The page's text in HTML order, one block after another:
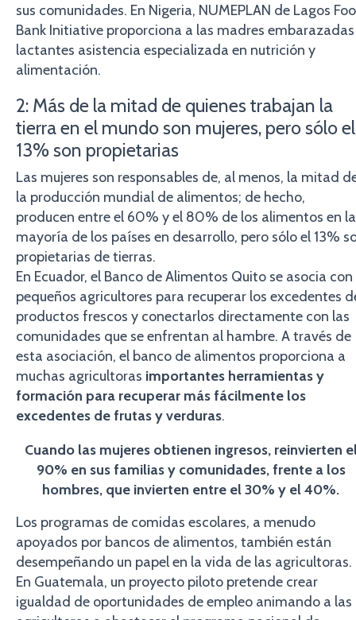
sus comunidades. En Nigeria, NUMEPLAN de Lagos
Bank Initiative proporciona a las madres
lactantes asistencia especializada en nutrición y
alimentación.
2: Más de la mitad de quienes trabajan la
tierra en el mundo son mujeres, pero sólo el
13% son propietarias
Las mujeres son responsables de, al menos, la mitad
la producción mundial de alimentos; de hecho,
producen entre el 60% y el 80% de los alimentos en la
mayoría de los países en desarrollo, pero sólo el 13%
propietarias de tierras.
En Ecuador, el Banco de Alimentos Quito se asocia con
pequeños agricultores para recuperar los excedentes
productos frescos y conectarlos directamente con las
comunidades que se enfrentan al hambre. A través de
esta asociación, el banco de alimentos proporciona a
muchas agricultoras importantes herramientas y
formación para recuperar más fácilmente los
excedentes de frutas y verduras.
Cuando las mujeres obtienen ingresos, reinvierten
90% en sus familias y comunidades, frente a los
hombres, que invierten entre el 30% y el 40%.
Los programas de comidas escolares, a menudo
apoyados por bancos de alimentos, también están
desempeñando un papel en la vida de las agricultoras.
En Guatemala, un proyecto piloto pretende crear
igualdad de oportunidades de empleo animando a las